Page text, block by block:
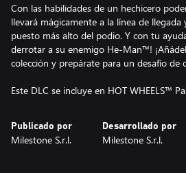
Con las habilidades de un hechicero
llevará mágicamente a la línea de
puesto más alto del podio. Y con tu
derrotar a su enemigo He-Man™!
colección y prepárate para un desafío de
Este DLC se incluye en HOT WHEELS™
Publicado por
Milestone S.r.l.
Desarrollado por
Milestone S.r.l.